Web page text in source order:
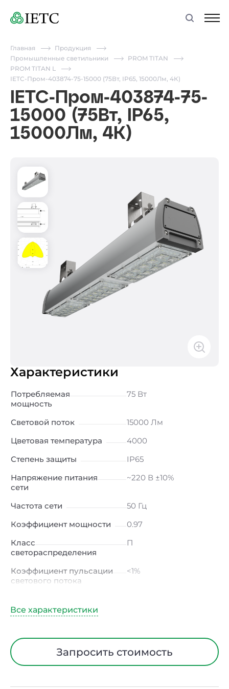
Главная
Продукция
Промышленные светильники
PROM TITAN
PROM TITAN L
IETC-Пром-403874-75-15000 (75Вт, IP65, 15000Лм, 4К)
IETC-Пром-403874-75-
15000 (75Вт, IP65,
15000Лм, 4К)
Характеристики
Потребляемая
мощность
75 Вт
Световой поток
15000 Лм
Цветовая температура
4000
Степень защиты
IP65
Напряжение питания
сети
~220 В ±10%
Частота сети
50 Гц
Коэффициент мощности
0.97
Класс
светораспределения
П
Коэффициент пульсации
светового потока
<1%
Тип кривой силы света
/ Г (глубокая)
Угол рассеивания
30ᵒх90ᵒ
Запросить стоимость